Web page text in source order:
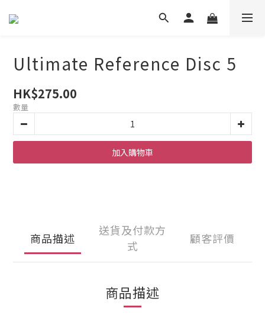
Ultimate Reference Disc 5
HK$275.00
數量
加入購物車
商品描述
送貨及付款方
式
顧客評價
商品描述